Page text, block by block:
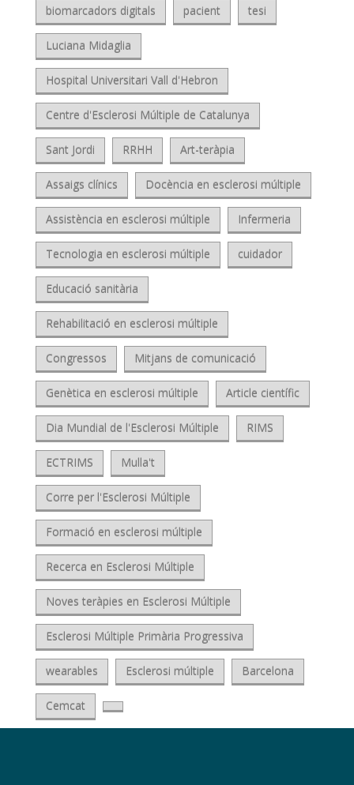
biomarcadors digitals pacient tesi
Luciana Midaglia
Hospital Universitari Vall d'Hebron
Centre d'Esclerosi Múltiple de Catalunya
Sant Jordi RRHH Art-teràpia
Assaigs clínics Docència en esclerosi múltiple
Assistència en esclerosi múltiple Infermeria
Tecnologia en esclerosi múltiple cuidador
Educació sanitària
Rehabilitació en esclerosi múltiple
Congressos Mitjans de comunicació
Genètica en esclerosi múltiple Article científic
Dia Mundial de l'Esclerosi Múltiple RIMS
ECTRIMS Mulla't
Corre per l'Esclerosi Múltiple
Formació en esclerosi múltiple
Recerca en Esclerosi Múltiple
Noves teràpies en Esclerosi Múltiple
Esclerosi Múltiple Primària Progressiva
wearables Esclerosi múltiple Barcelona
Cemcat